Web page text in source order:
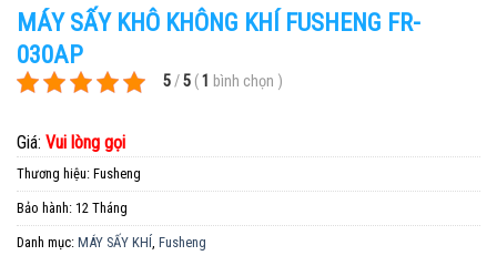
MÁY SẤY KHÔ KHÔNG KHÍ FUSHENG FR-
030AP
5/5 (1 bình chọn )
Giá: Vui lòng gọi
Thương hiệu: Fusheng
Bảo hành: 12 Tháng
Danh mục: MÁY SẤY KHÍ Fusheng